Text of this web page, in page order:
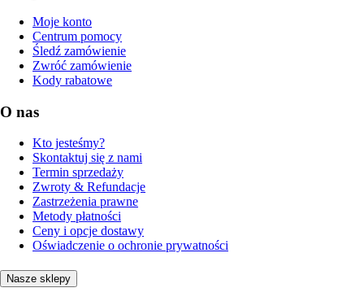
Moje konto
Centrum pomocy
Śledź zamówienie
Zwróć zamówienie
Kody rabatowe
O nas
Kto jesteśmy?
Skontaktuj się z nami
Termin sprzedaży
Zwroty & Refundacje
Zastrzeżenia prawne
Metody płatności
Ceny i opcje dostawy
Oświadczenie o ochronie prywatności
Nasze sklepy